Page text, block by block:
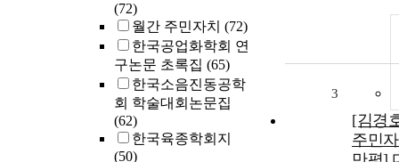
(72)
월간 주민자치 (72)
한국공업화학회 연
구논문 초록집 (65)
한국소음진동공학
회 학술대회논문집
(62)
한국육종학회지
(50)
3
[김경
주민